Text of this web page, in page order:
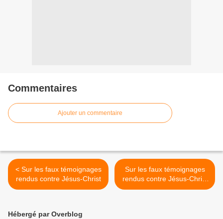
Commentaires
Ajouter un commentaire
< Sur les faux témoignages
rendus contre Jésus-Christ
Sur les faux témoignages
rendus contre Jésus-Christ
: imitons ce divin Maître, et
Hébergé par Overblog